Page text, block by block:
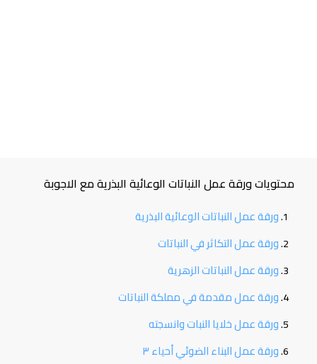
محتويات ورقة عمل النباتات الوعائية البذرية مع الاجوبة
ورقة عمل النباتات الوعائية البذرية
ورقة عمل التكاثر في النباتات
ورقة عمل النباتات الزهرية
ورقة عمل مقدمة في مملكة النباتات
ورقة عمل خلايا النبات وانسجته
ورقة عمل البناء الضوئي أحياء ٣